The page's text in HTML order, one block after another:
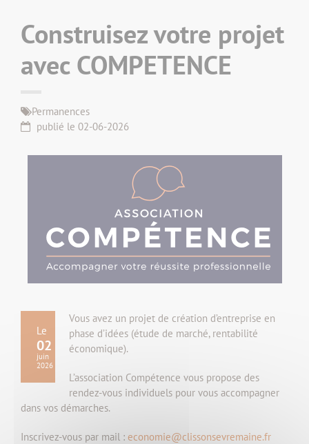
Construisez votre projet
avec COMPETENCE
Permanences
publié le 02-06-2026
Le
02
juin
2026
Vous avez un projet de création d’entreprise en
phase d’idées (étude de marché, rentabilité
économique).
L’association Compétence vous propose des
rendez-vous individuels pour vous accompagner
dans vos démarches.
Inscrivez-vous par mail : economie@clissonsevremaine.fr